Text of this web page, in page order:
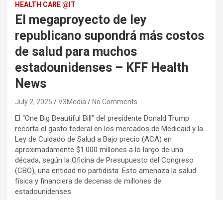
HEALTH CARE @IT
El megaproyecto de ley
republicano supondrá más costos
de salud para muchos
estadounidenses – KFF Health
News
July 2, 2025 V3Media No Comments
El “One Big Beautiful Bill” del presidente Donald Trump
recorta el gasto federal en los mercados de Medicaid y la
Ley de Cuidado de Salud a Bajo precio (ACA) en
aproximadamente $1.000 millones a lo largo de una
década, según la Oficina de Presupuesto del Congreso
(CBO), una entidad no partidista. Esto amenaza la salud
física y financiera de decenas de millones de
estadounidenses.